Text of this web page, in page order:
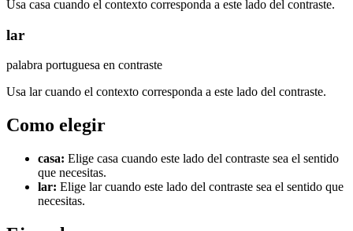
Usa casa cuando el contexto corresponda a este lado del contraste.
lar
palabra portuguesa en contraste
Usa lar cuando el contexto corresponda a este lado del contraste.
Como elegir
casa: Elige casa cuando este lado del contraste sea el sentido
que necesitas.
lar: Elige lar cuando este lado del contraste sea el sentido que
necesitas.